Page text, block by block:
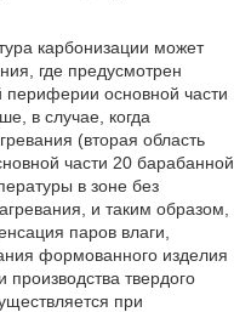
карбонизации может
где предусмотрен
основной части
в случае, когда
(вторая область
части 20 барабанной
в зоне без
и таким образом,
паров влаги,
формованного изделия
твердого
при